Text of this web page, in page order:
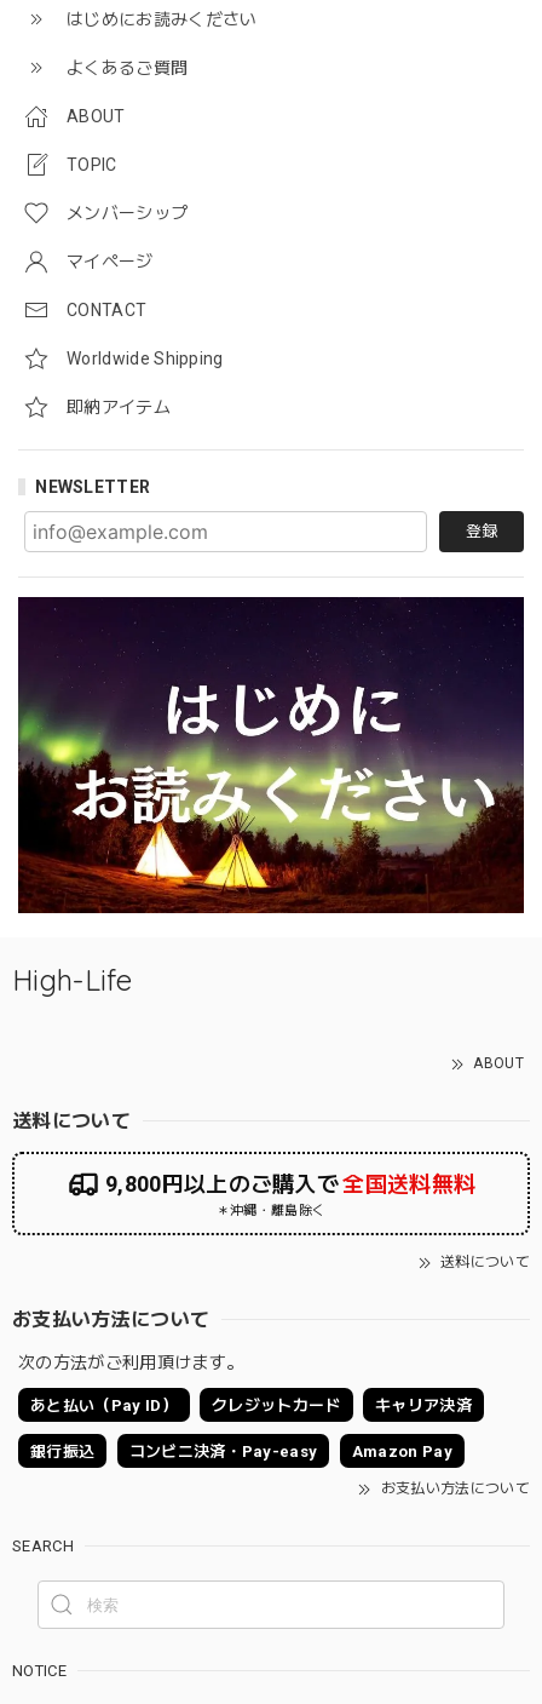
はじめにお読みください
よくあるご質問
ABOUT
TOPIC
メンバーシップ
マイページ
CONTACT
Worldwide Shipping
即納アイテム
NEWSLETTER
登録
High-Life
ABOUT
送料について
9,800円以上のご購入で全国送料無料
＊沖縄・離島除く
送料について
お支払い方法について
次の方法がご利用頂けます。
あと払い（Pay ID） クレジットカード キャリア決済
銀行振込 コンビニ決済・Pay-easy Amazon Pay
お支払い方法について
SEARCH
NOTICE